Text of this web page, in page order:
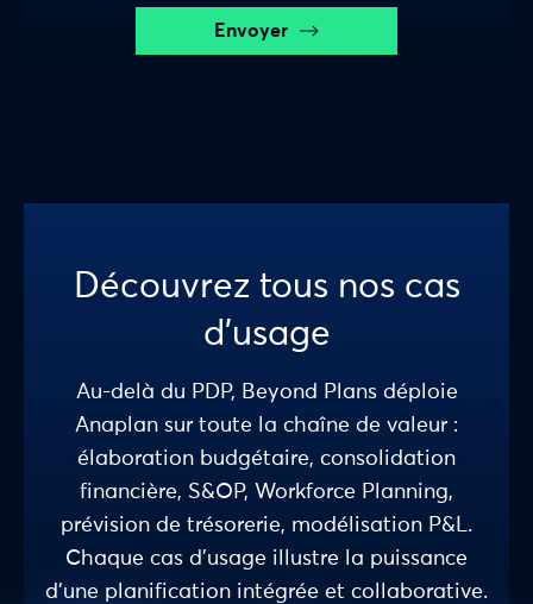
Envoyer
Découvrez tous nos cas
d’usage
Au-delà du PDP, Beyond Plans déploie
Anaplan sur toute la chaîne de valeur :
élaboration budgétaire, consolidation
financière, S&OP, Workforce Planning,
prévision de trésorerie, modélisation P&L.
Chaque cas d’usage illustre la puissance
d’une planification intégrée et collaborative.